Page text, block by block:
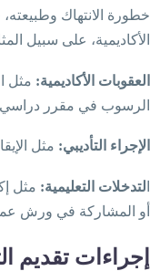
الانتهاك
على سبيل
الأكاديمية: مثل
في مقرر دراسي
التأديبي: مثل
لتدخلات التعليمية: مثل
المشاركة في ورش عمل
تقديم